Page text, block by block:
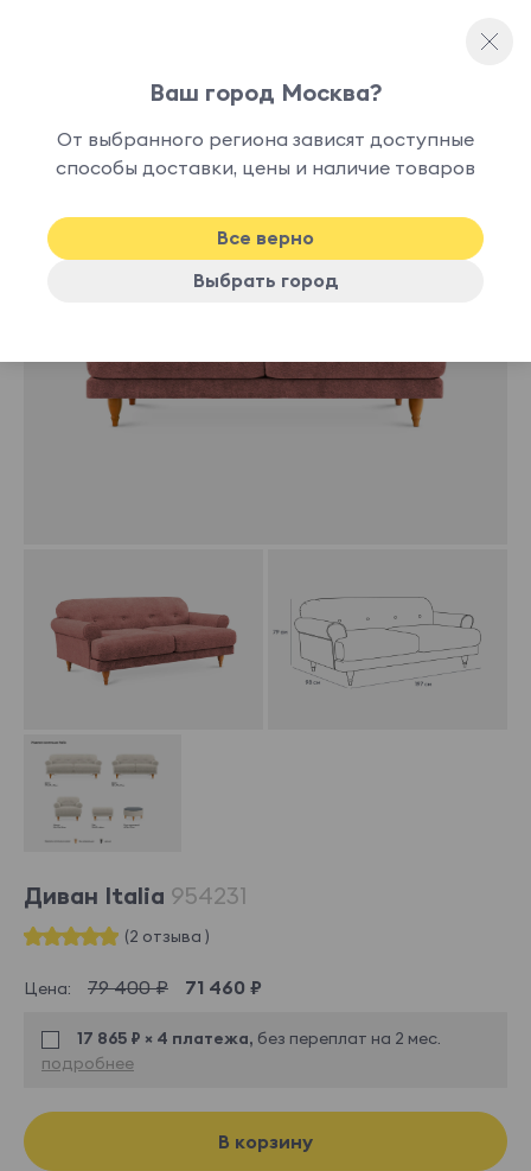
-10% Хит
Диван Italia 954231
(2 отзыва )
Цена: 79 400 ₽ 71 460 ₽
17 865 ₽ × 4 платежа, без переплат на 2 мес.
подробнее
В корзину
Ваш город Москва?
От выбранного региона зависят доступные
способы доставки, цены и наличие товаров
Все верно
Выбрать город